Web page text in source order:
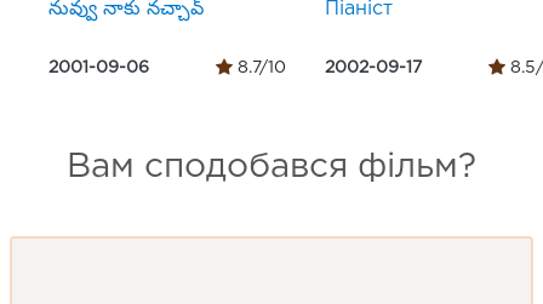
నువ్వు నాకు నచ్చావ్
2001-09-06 8.7/10
Піаніст
2002-09-17 8.5/
Вам сподобався фільм?